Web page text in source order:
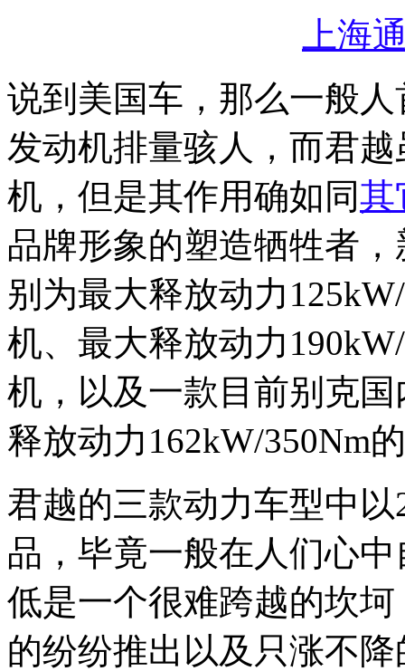
上海
说到美国车，那么一般
发动机排量骇人，而君
机，但是其作用确如同其
品牌形象的塑造牺牲者
别为最大释放动力
机、最大释放动力
机，以及一款目前别克
释放动力162kW/350Nm
君越的三款动力车型中
品，毕竟一般在人们心
低是一个很难跨越的坎
的纷纷推出以及只涨不